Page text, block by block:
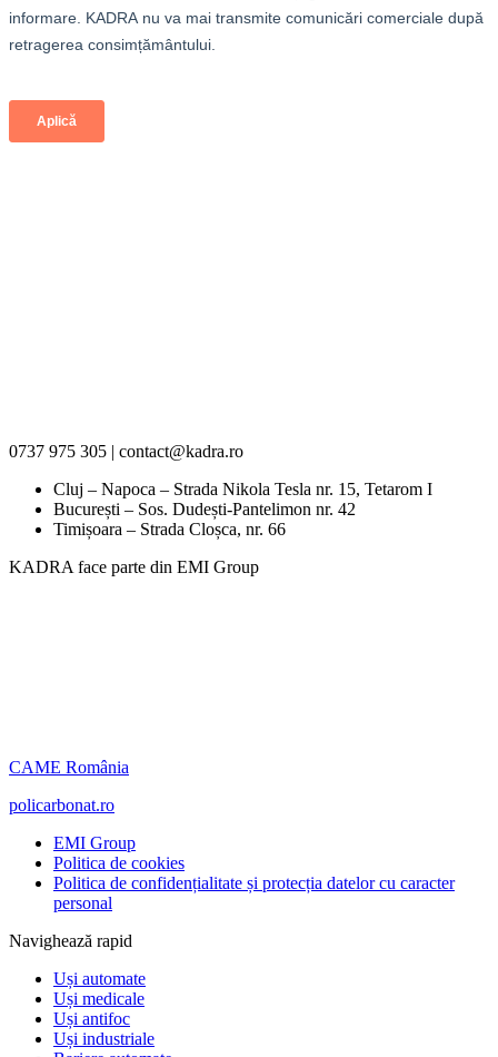
0737 975 305 | contact@kadra.ro
Cluj – Napoca – Strada Nikola Tesla nr. 15, Tetarom I
București – Sos. Dudești-Pantelimon nr. 42
Timișoara – Strada Cloșca, nr. 66
KADRA face parte din EMI Group
CAME România
policarbonat.ro
EMI Group
Politica de cookies
Politica de confidențialitate și protecția datelor cu caracter
personal
Navighează rapid
Uși automate
Uși medicale
Uși antifoc
Uși industriale